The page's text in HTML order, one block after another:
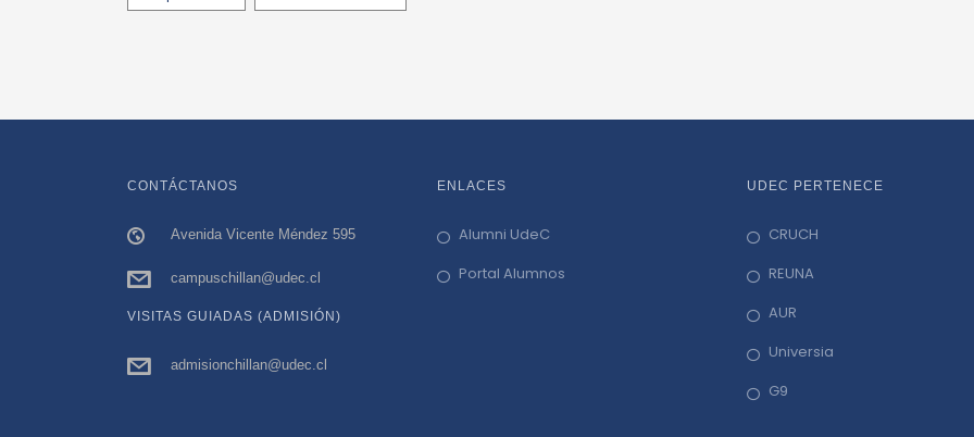
CONTÁCTANOS
Avenida Vicente Méndez 595
campuschillan@udec.cl
VISITAS GUIADAS (ADMISIÓN)
admisionchillan@udec.cl
ENLACES
Alumni UdeC
Portal Alumnos
UDEC PERTENECE
CRUCH
REUNA
AUR
Universia
G9